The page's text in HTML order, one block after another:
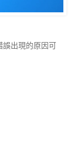
誤出現的原因可